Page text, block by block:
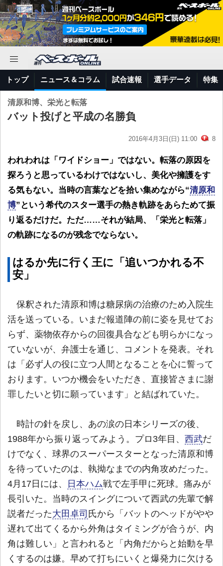
トップ ニュース＆コラム 試合速報 選手データ 特集
清原和博、栄光と転落
バット投げと平成の名勝負
2016年4月3日(日) 11:00 8
われわれは「ワイドショー」ではない。転落の原因を
探ろうと思っているわけではないし、美化や擁護をす
る気もない。当時の言葉などを拾い集めながら“清原和
博”という希代のスター選手の熱き軌跡をあらためて振
り返るだけだ。ただ……それが結局、「栄光と転落」
の軌跡になるのが残念でならない。
はるか先に行く王に「追いつかれる不
安」
保釈された清原和博は糖尿病の治療のため入院生
活を送っている。いまだ報道陣の前に姿を見せてお
らず、薬物依存からの回復具合なども明らかになっ
ていないが、弁護士を通じ、コメントを発表。それ
は「必ず人の役に立つ人間となることを心に誓って
おります。いつか機会をいただき、直接皆さまに謝
罪したいと切に願っています」と結ばれていた。
時計の針を戻し、あの涙の日本シリーズの後、
1988年から振り返ってみよう。プロ3年目、 西武だ
けでなく、球界のスーパースターとなった清原和博
を待っていたのは、執拗なまでの内角攻めだった。
4月17日には、
日本ハム戦で左手甲に死球。痛みが
長引いた。当時のスイングについて西武の先輩で解
説者だった大田卓司 氏から「バットのヘッドがやや
遅れて出てくるから外角はタイミングが合うが、内
角は難しい」と言われると「内角だからと始動を早
くするのは嫌。早めて打ちにいくと爆発力に欠ける